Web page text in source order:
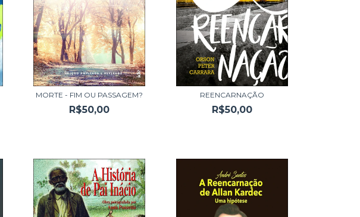
MORTE - FIM OU PASSAGEM?
R$50,00
REENCARNAÇÃO
R$50,00